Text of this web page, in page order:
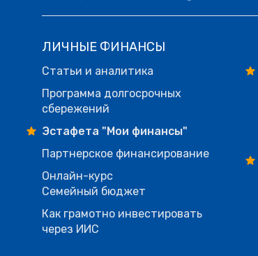
ЛИЧНЫЕ ФИНАНСЫ
Статьи и аналитика
Программа долгосрочных
сбережений
Эстафета "Мои финансы"
Партнерское финансирование
Онлайн-курс
Семейный бюджет
Как грамотно инвестировать
через ИИС